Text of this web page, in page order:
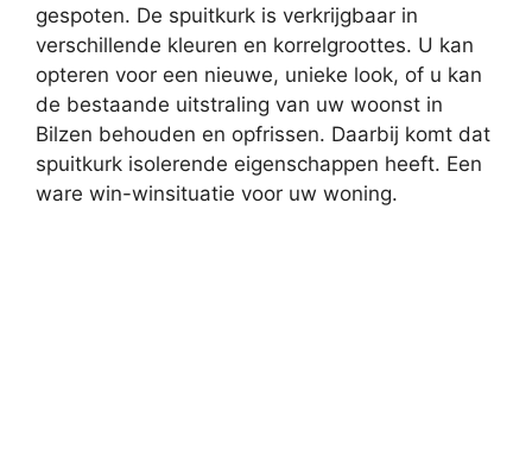
gespoten. De spuitkurk is verkrijgbaar in
verschillende kleuren en korrelgroottes. U kan
opteren voor een nieuwe, unieke look, of u kan
de bestaande uitstraling van uw woonst in
Bilzen behouden en opfrissen. Daarbij komt dat
spuitkurk isolerende eigenschappen heeft. Een
ware win-winsituatie voor uw woning.